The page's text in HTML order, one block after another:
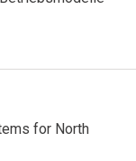
for North